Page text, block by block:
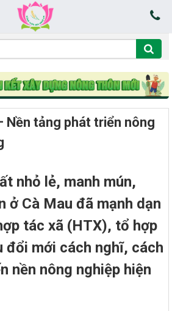
Nền tảng phát triển nông
nhỏ lẻ, manh mún,
ở Cà Mau đã mạnh dạn
tác xã (HTX), tổ hợp
đổi mới cách nghĩ, cách
nền nông nghiệp hiện